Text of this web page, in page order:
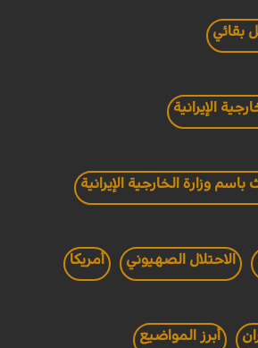
بقائي
الإيرانية
باسم وزارة الخارجية الإيرانية
الاحتلال الصهيوني أمريكا
أبرز المواضيع